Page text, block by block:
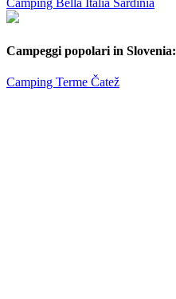
Camping Bella Italia Sardinia
Campeggi popolari in Slovenia:
Camping Terme Čatež